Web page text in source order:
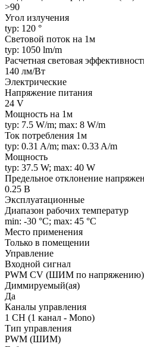
>90
Угол излучения
typ: 120 °
Световой поток на 1м
typ: 1050 lm/m
Расчетная световая
140 лм/Вт
Электрические
Напряжение питания
24 V
Мощность на 1м
typ: 7.5 W/m; max: 8 W/m
Ток потребления 1м
typ: 0.31 A/m; max: 0.33 A/m
Мощность
typ: 37.5 W; max: 40 W
Предельное отклонение
0.25 В
Эксплуатационные
Диапазон рабочих температур
min: -30 °C; max: 45 °C
Место применения
Только в помещении
Управление
Входной сигнал
PWM СV (ШИМ по напряжению)
Диммируемый(ая)
Да
Каналы управления
1 CH (1 канал - Mono)
Тип управления
PWM (ШИМ)